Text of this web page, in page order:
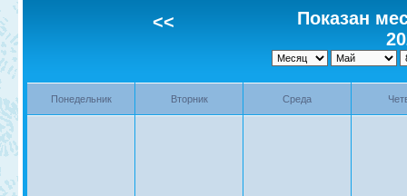
<<
Показан
Понедельник Вторник Среда